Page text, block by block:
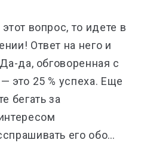
вопрос, то идете в
Ответ на него и
да, обговоренная с
— это 25 % успеха. Еще
бегать за
его обо…